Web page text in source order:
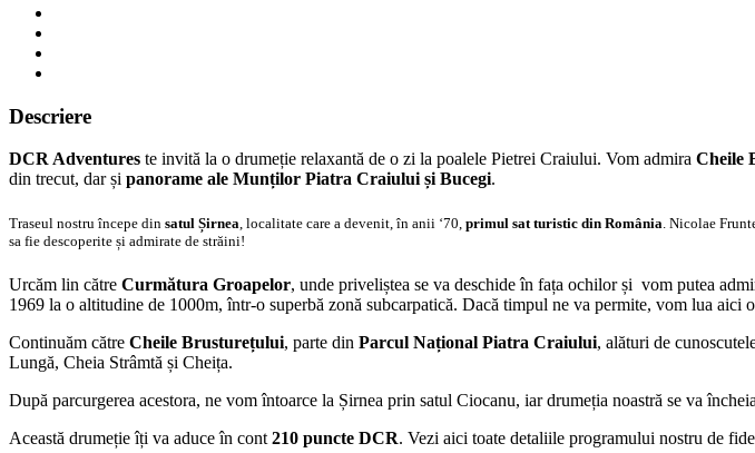
Descriere
DCR Adventures te invită la o drumeție relaxantă de o zi la poalele Pietrei Craiului. Vom admira Cheile
din trecut, dar și panorame ale Munților Piatra Craiului și Bucegi.
Traseul nostru începe din satul Șirnea , localitate care a devenit, în anii ‘70, primul sat turistic din România . Nicolae
sa fie descoperite și admirate de străini!
Urcăm lin către Curmătura Groapelor, unde priveliștea se va deschide în fața ochilor și vom putea
1969 la o altitudine de 1000m, într-o superbă zonă subcarpatică. Dacă timpul ne va permite, vom lua aici
Continuăm către Cheile Brusturețului, parte din Parcul Național Piatra Craiului, alături de
Lungă, Cheia Strâmtă și Cheița.
După parcurgerea acestora, ne vom întoarce la Șirnea prin satul Ciocanu, iar drumeția noastră se va
Această drumeție îți va aduce în cont 210 puncte DCR. Vezi aici toate detaliile programului nostru de